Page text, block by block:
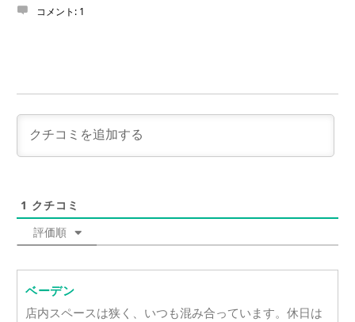
コメント: 1
1 クチコミ
評価順
ベーデン
店内スペースは狭く、いつも混み合っています。休日は